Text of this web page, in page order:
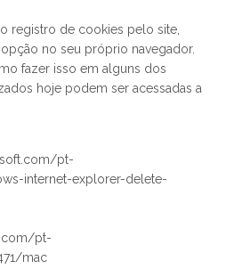
registro de cookies pelo site,
no seu próprio navegador.
fazer isso em alguns dos
hoje podem ser acessadas a
pt-
internet-explorer-delete-
pt-
mac